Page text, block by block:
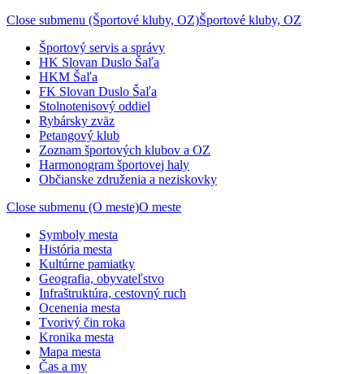
Close submenu (Športové kluby, OZ)Športové kluby, OZ
Športový servis a správy
HK Slovan Duslo Šaľa
HKM Šaľa
FK Slovan Duslo Šaľa
Stolnotenisový oddiel
Rybársky zväz
Petangový klub
Zoznam športových klubov a OZ
Harmonogram športovej haly
Občianske združenia a neziskovky
Close submenu (O meste)O meste
Symboly mesta
História mesta
Kultúrne pamiatky
Geografia, obyvateľstvo
Infraštruktúra, cestovný ruch
Ocenenia mesta
Tvorivý čin roka
Kronika mesta
Mapa mesta
Čas a my